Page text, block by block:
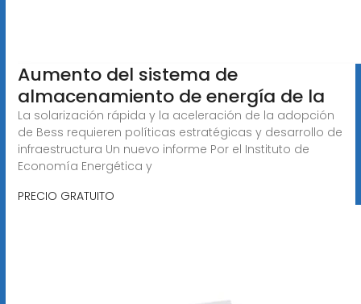
Aumento del sistema de
almacenamiento de energía de la
La solarización rápida y la aceleración de la adopción
de Bess requieren políticas estratégicas y desarrollo de
infraestructura Un nuevo informe Por el Instituto de
Economía Energética y
PRECIO GRATUITO